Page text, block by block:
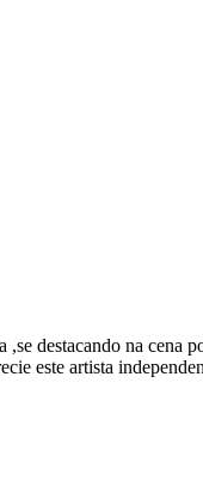
destacando na cena
. Permita-se conhecer e aprecie este artista